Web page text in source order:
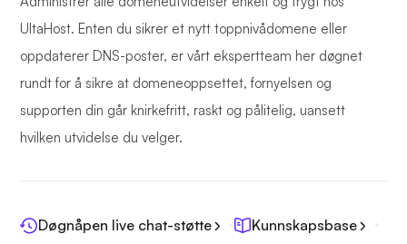
UltaHost. Enten du sikrer et nytt toppnivådomene eller
oppdaterer DNS-poster, er vårt ekspertteam her døgnet
rundt for å sikre at domeneoppsettet, fornyelsen og
supporten din går knirkefritt, raskt og pålitelig, uansett
hvilken utvidelse du velger.
Døgnåpen live chat-støtte
Kunnskapsbase